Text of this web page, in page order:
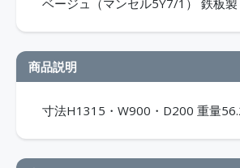
ベージュ（マンセル5Y7/1） 鉄板
商品説明
寸法H1315・W900・D200 重量